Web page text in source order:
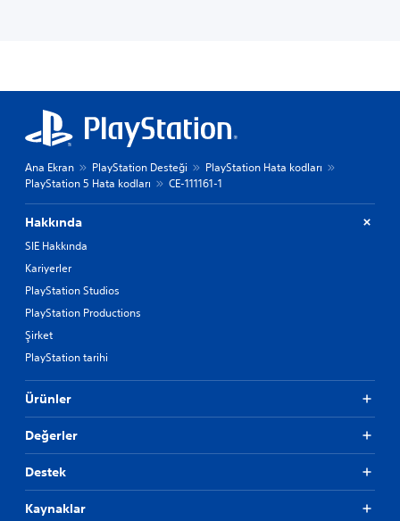
Ana Ekran PlayStation Desteği
PlayStation Hata kodları
PlayStation 5 Hata kodları
CE-111161-1
Hakkında
SIE Hakkında
Kariyerler
PlayStation Studios
PlayStation Productions
Şirket
PlayStation tarihi
Ürünler
Değerler
Destek
Kaynaklar